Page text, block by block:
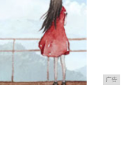
广告